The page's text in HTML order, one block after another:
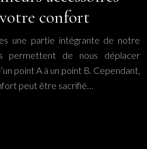
confort
une partie intégrante de notre
permettent de nous déplacer
point A à un point B. Cependant,
peut être sacrifié…